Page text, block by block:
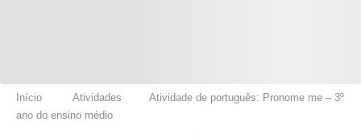
Início Atividades
Atividade de português: Pronome me – 3º
ano do ensino médio